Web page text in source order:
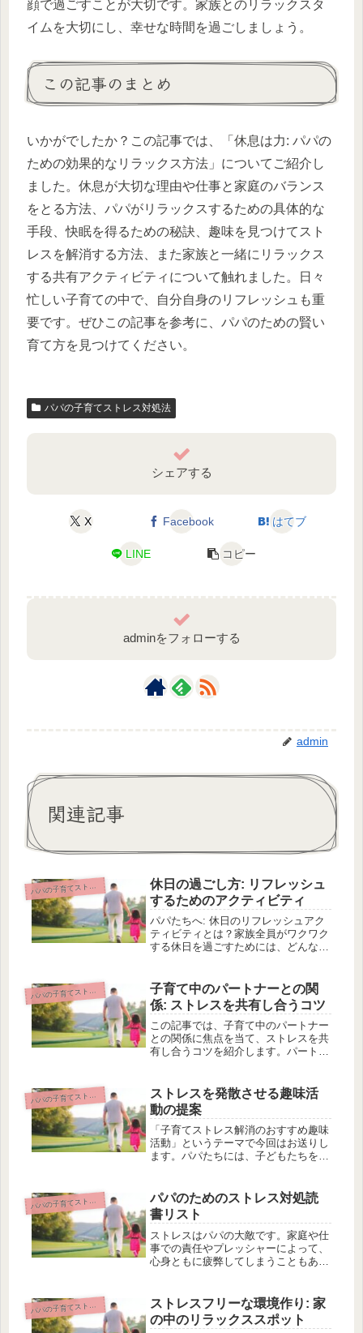
顔で過ごすことが大切です。家族とのリラックスタ
イムを大切にし、幸せな時間を過ごしましょう。
この記事のまとめ
いかがでしたか？この記事では、「休息は力: パパの
ための効果的なリラックス方法」についてご紹介し
ました。休息が大切な理由や仕事と家庭のバランス
をとる方法、パパがリラックスするための具体的な
手段、快眠を得るための秘訣、趣味を見つけてスト
レスを解消する方法、また家族と一緒にリラックス
する共有アクティビティについて触れました。日々
忙しい子育ての中で、自分自身のリフレッシュも重
要です。ぜひこの記事を参考に、パパのための賢い
育て方を見つけてください。
パパの子育てストレス対処法
シェアする
X Facebook はてブ
LINE コピー
adminをフォローする
admin
関連記事
パ パの子育てストレス対処法
休日の過ごし方: リフレッシュ
するためのアクティビティ
パパたちへ: 休日のリフレッシュアク
ティビティとは？家族全員がワクワク
する休日を過ごすためには、どんなア
までの子どもを持つパパ向けに、リフ
レッシュするためのアクティビティ
を...
パ パの子育てストレス対処法
子育て中のパートナーとの関
係: ストレスを共有し合うコツ
この記事では、子育て中のパートナー
との関係に焦点を当て、ストレスを共
有し合うコツを紹介します。パートナ
しかし、ストレスを共有することは、
一緒に乗り越える力を育む重要な要素
で...
パ パの子育てストレス対処法
ストレスを発散させる趣味活
動の提案
「子育てストレス解消のおすすめ趣味
活動」というテーマで今回はお送りし
ます。パパたちには、子どもたちを心
事ではパパのために、ストレスを発散
させるための様々な趣味活動を提案し
て...
パ パの子育てストレス対処法
パパのためのストレス対処読
書リスト
ストレスはパパの大敵です。家庭や仕
事での責任やプレッシャーによって、
心身ともに疲弊してしまうこともある
いるパパ向けに、ストレス対策におす
すめの読書リストを提案しています。
ス...
パ パの子育てストレス対処法
ストレスフリーな環境作り: 家
の中のリラックススポット